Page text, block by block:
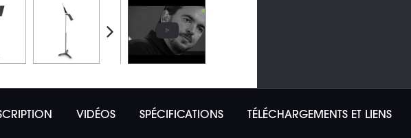
VIDÉOS SPÉCIFICATIONS TÉLÉCHARGEMENTS ET LIENS